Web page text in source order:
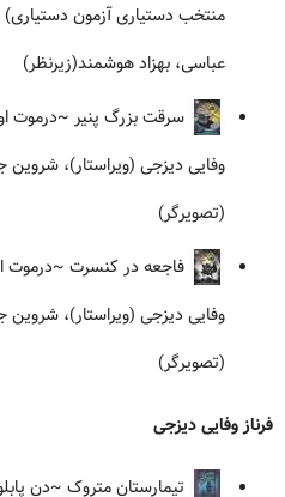
منتخب دستیاری آزمون دستیاری)
عباسی، بهزاد هوشمند(زیرنظر)
سرقت بزرگ پنیر ~درموت
وفایی دیزجی (ویراستار)،
(تصویرگر)
فاجعه در کنسرت ~درموت
وفایی دیزجی (ویراستار)،
(تصویرگر)
فرناز وفایی دیزجی
تیمارستان متروک ~دن